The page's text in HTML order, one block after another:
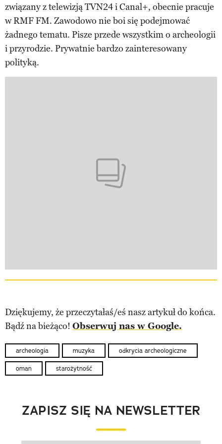
związany z telewizją TVN24 i Canal+, obecnie pracuje
w RMF FM. Zawodowo nie boi się podejmować
żadnego tematu. Pisze przede wszystkim o archeologii
i przyrodzie. Prywatnie bardzo zainteresowany
polityką.
Dziękujemy, że przeczytałaś/eś nasz artykuł do końca.
Bądź na bieżąco! Obserwuj nas w Google.
archeologia muzyka odkrycia archeologiczne
oman starożytność
ZAPISZ SIĘ NA NEWSLETTER